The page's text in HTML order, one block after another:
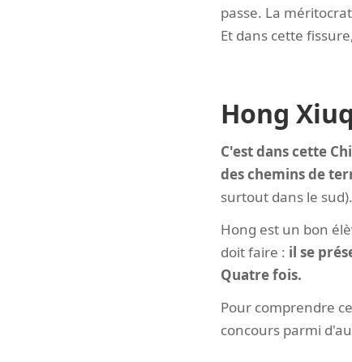
passe. La
Et dans cette
Hong
C'est dans cette
des chemins de
surtout dans le sud).
Hong est un bon
doit faire : il se
Quatre fois.
Pour comprendre
concours parmi